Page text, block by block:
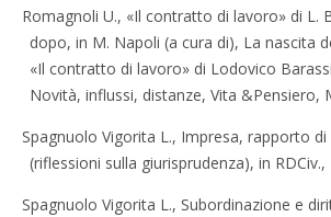
Romagnoli U., «Il contratto di lavoro» di L.
dopo, in M. Napoli (a cura di), La nascita
«Il contratto di lavoro» di Lodovico
Novità, influssi, distanze, Vita &Pensiero,
Spagnuolo Vigorita L., Impresa, rapporto
(riflessioni sulla giurisprudenza), in
Spagnuolo Vigorita L., Subordinazione e